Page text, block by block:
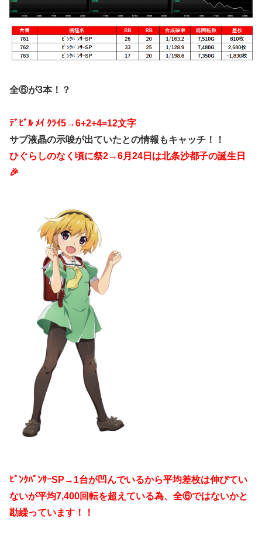
全⑥が3本！？
ﾃﾞﾋﾞﾙ ﾒｲ ｸﾗｲ5→6+2+4=12文字
サブ液晶の示唆が出ていたとの情報もキャッチ！！
ひぐらしのなく頃に祭2→6月24日 は北条沙都子の誕生日
🎉
ﾋﾟﾝｸﾊﾟﾝｻｰSP→1台が凹んでいるから平均差枚は伸びてい
ないが平均7,400回転を超えている為、全⑥ではないかと
勘繰っています！！